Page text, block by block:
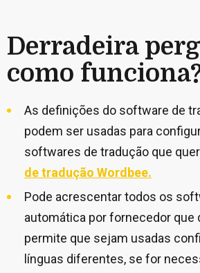
Derradeira
como
As definições do software de
podem ser usadas para
softwares de tradução que
de tradução Wordbee.
Pode acrescentar todos os
automática por fornecedor que
permite que sejam usadas
línguas diferentes, se for